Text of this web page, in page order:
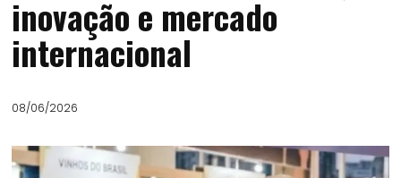
inovação e mercado
internacional
08/06/2026